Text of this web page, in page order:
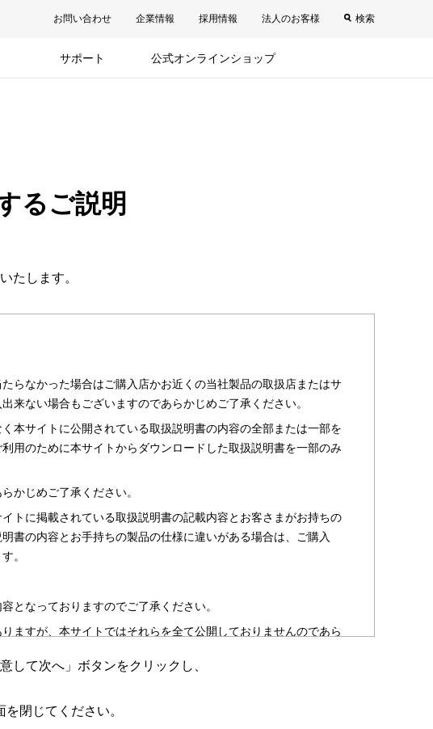
お問い合わせ 企業情報 採用情報 法人のお客様 検索
サポート 公式オンラインショップ
るご説明
たします。
らなかった場合はご購入店かお近くの当社製品の取扱店またはサ
来ない場合もございますのであらかじめご了承ください。
本サイトに公開されている取扱説明書の内容の全部または一部を
用のために本サイトからダウンロードした取扱説明書を一部のみ
かじめご了承ください。
トに掲載されている取扱説明書の記載内容とお客さまがお持ちの
書の内容とお手持ちの製品の仕様に違いがある場合は、ご購入
。
となっておりますのでご了承ください。
ますが、本サイトではそれらを全て公開しておりませんのであら
して次へ」ボタンをクリックし、
閉じてください。